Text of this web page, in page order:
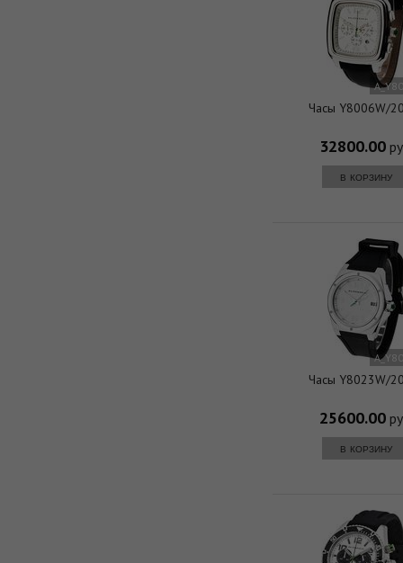
Часы Y8006W/
32800.00
в корзину
Часы Y8023W/
25600.00
в корзину